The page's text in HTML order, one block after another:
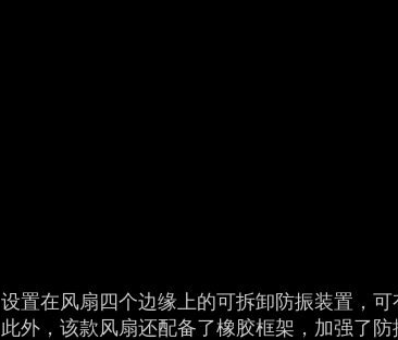
设置在风扇四个边缘上的可拆卸防振装置，可
此外，该款风扇还配备了橡胶框架，加强了